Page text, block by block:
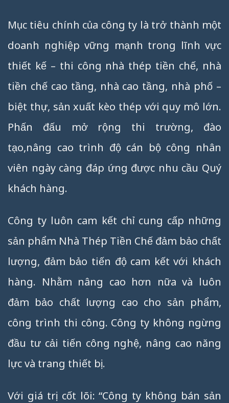
Mục tiêu chính của công ty là trở thành một
doanh nghiệp vững mạnh trong lĩnh vực
thiết kế – thi công nhà thép tiền chế, nhà
tiền chế cao tầng, nhà cao tầng, nhà phố –
biệt thự, sản xuất kèo thép với quy mô lớn.
Phấn đấu mở rộng thi trường, đào
tạo,nâng cao trình độ cán bộ công nhân
viên ngày càng đáp ứng được nhu cầu Quý
khách hàng.
Công ty luôn cam kết chỉ cung cấp những
sản phẩm Nhà Thép Tiền Chế đảm bảo chất
lượng, đảm bảo tiến độ cam kết với khách
hàng. Nhằm nâng cao hơn nữa và luôn
đảm bảo chất lượng cao cho sản phẩm,
công trình thi công. Công ty không ngừng
đầu tư cải tiến công nghệ, nâng cao năng
lực và trang thiết bị.
Với giá trị cốt lõi: “Công ty không bán sản